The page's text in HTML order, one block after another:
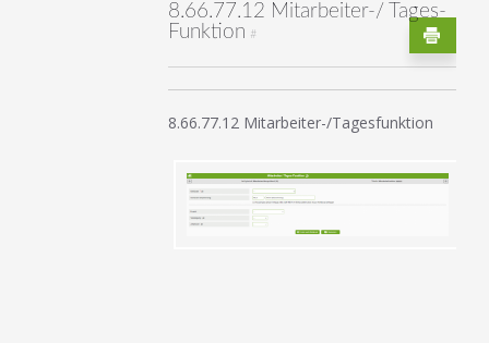
8.66.77.12 Mitarbeiter-/ Tages-
Funktion #
8.66.77.12 Mitarbeiter-/Tagesfunktion